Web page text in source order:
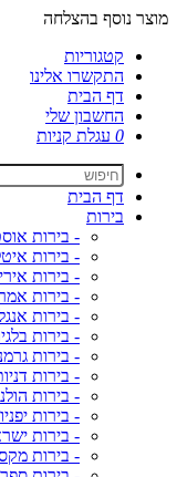
מוצר נוסף בהצלחה
קטגוריות
התקשרו אלינו
דף הבית
החשבון שלי
0 עגלת קניות
דף הבית
בירות
- בירות
- בירות
- בירות
- בירות
- בירות
- בירות
- בירות
- בירות
- בירות
- בירות
- בירות
- בירות